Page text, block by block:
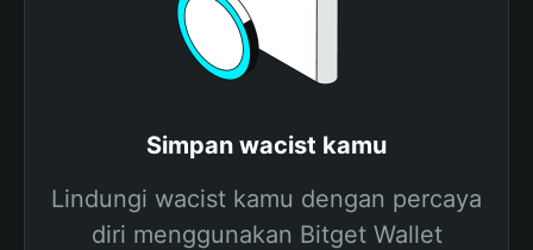
Simpan wacist kamu
Lindungi wacist kamu dengan percaya
diri menggunakan Bitget Wallet